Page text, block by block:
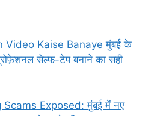
Video Kaise Banaye मुंबई के
सेल्फ-टेप बनाने का सही
Exposed: मुंबई में नए